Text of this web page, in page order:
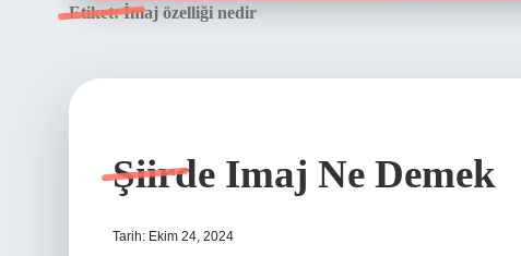
Etiket:İmaj özelliği nedir
Şiirde Imaj Ne Demek
Tarih: Ekim 24, 2024